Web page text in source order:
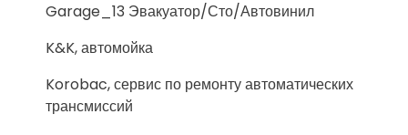
Garage_13 Эвакуатор/Сто/Автовинил
K&K, автомойка
Korobac, сервис по ремонту автоматических
трансмиссий